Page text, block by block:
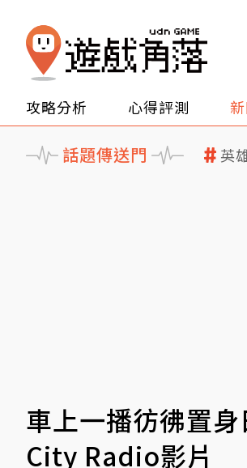
攻略分析 心得評測
話題傳送門 英
車上一播彷彿置
City Radio影片